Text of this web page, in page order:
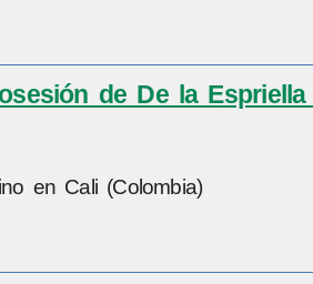
de De la
en Cali (Colombia)